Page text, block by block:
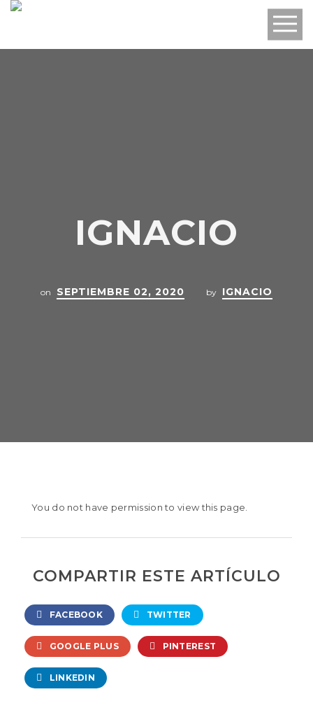
IGNACIO
on SEPTIEMBRE 02, 2020 by IGNACIO
You do not have permission to view this page.
COMPARTIR ESTE ARTÍCULO
FACEBOOK TWITTER
GOOGLE PLUS PINTEREST
LINKEDIN